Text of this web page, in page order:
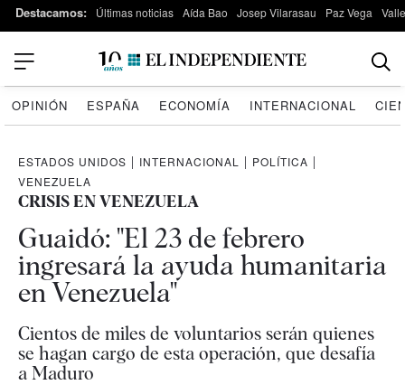
Destacamos: Últimas noticias Aída Bao Josep Vilarasau Paz Vega
OPINIÓN ESPAÑA ECONOMÍA INTERNACIONAL
ESTADOS UNIDOS | INTERNACIONAL | POLÍTICA |
VENEZUELA
CRISIS EN VENEZUELA
Guaidó: "El 23 de febrero
ingresará la ayuda humanitaria
en Venezuela"
Cientos de miles de voluntarios serán quienes
se hagan cargo de esta operación, que desafía
a Maduro